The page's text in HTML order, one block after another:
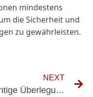
mindestens
die Sicherheit und
zu gewährleisten.
NEXT
Wichtige Überlegungen zur Durchführung elektrischer Tests an tragbaren Geräten